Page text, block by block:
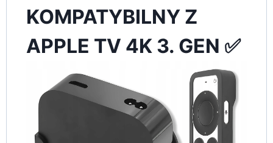
KOMPATYBILNY Z
APPLE TV 4K 3. GEN ✅